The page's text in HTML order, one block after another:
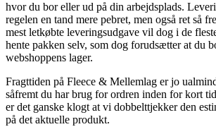
hvor du bor eller ud på din arbejdsplads.
regelen en tand mere pebret, men også ret så
mest letkøbte leveringsudgave vil dog i de
hente pakken selv, som dog forudsætter at du
webshoppens lager.
Fragttiden på Fleece & Mellemlag er jo
såfremt du har brug for ordren inden for kort
er det ganske klogt at vi dobbelttjekker den
på det aktuelle produkt.